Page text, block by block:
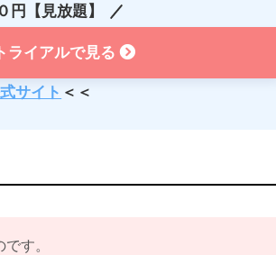
円【見放題】
ライアルで見る
サイト ＜＜
す。